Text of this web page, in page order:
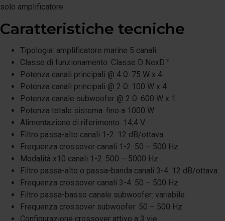
solo amplificatore.
Caratteristiche tecniche
Tipologia: amplificatore marine 5 canali
Classe di funzionamento: Classe D NexD™
Potenza canali principali @ 4 Ω: 75 W x 4
Potenza canali principali @ 2 Ω: 100 W x 4
Potenza canale subwoofer @ 2 Ω: 600 W x 1
Potenza totale sistema: fino a 1000 W
Alimentazione di riferimento: 14,4 V
Filtro passa-alto canali 1-2: 12 dB/ottava
Frequenza crossover canali 1-2: 50 – 500 Hz
Modalità x10 canali 1-2: 500 – 5000 Hz
Filtro passa-alto o passa-banda canali 3-4: 12 dB/ottava
Frequenza crossover canali 3-4: 50 – 500 Hz
Filtro passa-basso canale subwoofer: variabile
Frequenza crossover subwoofer: 50 – 500 Hz
Configurazione crossover attivo a 3 vie